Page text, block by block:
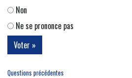
Non
Ne se prononce pas
Questions précédentes